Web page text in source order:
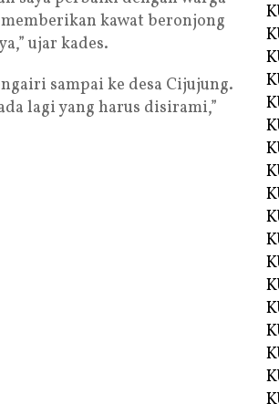
kawat beronjong
ujar kades.
sampai ke desa Cijujung.
lagi yang harus disirami,”